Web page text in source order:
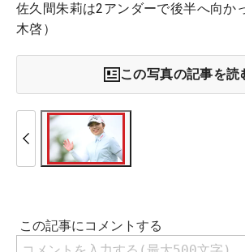
佐久間朱莉は2アンダーで後半へ向か
木啓）
この写真の記事を読